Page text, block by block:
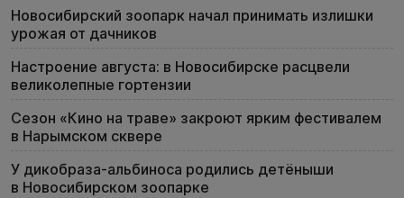
Новосибирский зоопарк начал принимать излишки
урожая от дачников
Настроение августа: в Новосибирске расцвели
великолепные гортензии
Сезон «Кино на траве» закроют ярким фестивалем
в Нарымском сквере
У дикобраза-альбиноса родились детёныши
в Новосибирском зоопарке